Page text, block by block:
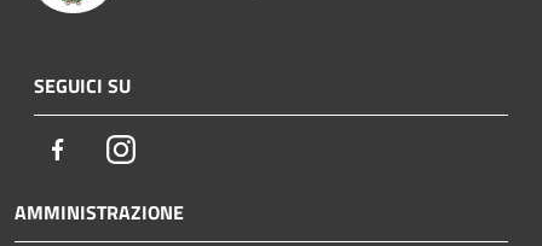
SEGUICI SU
FacebookInstagram
AMMINISTRAZIONE